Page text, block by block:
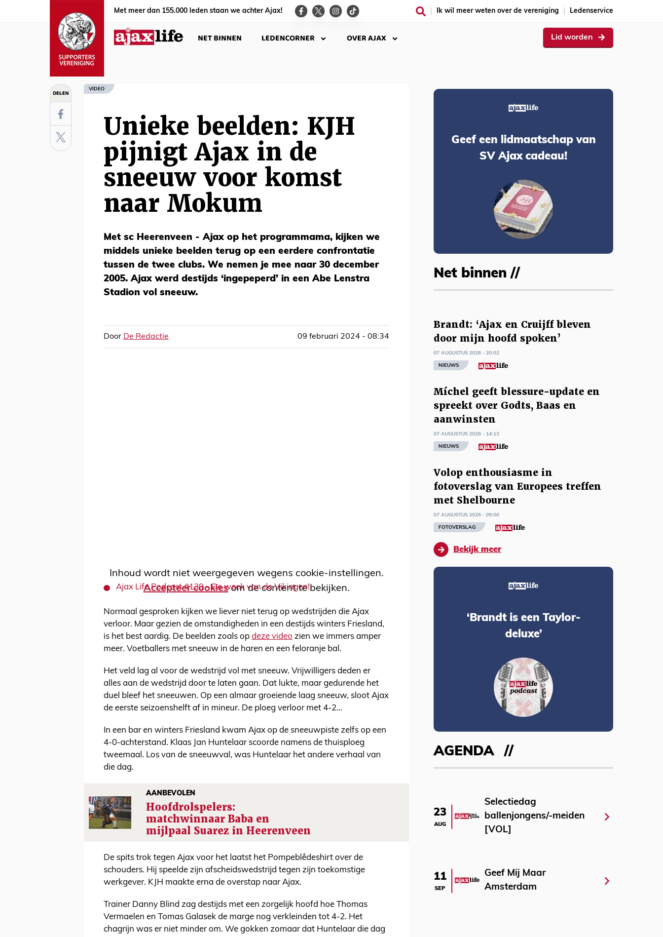
Met meer dan 155.000 leden staan we achter Ajax! Ik wil meer weten over de vereniging Ledenservice
NET BINNEN LEDENCORNER OVER AJAX Lid worden
DELEN VIDEO
Unieke beelden: KJH
pijnigt Ajax in de
sneeuw voor komst
naar Mokum
Met sc Heerenveen - Ajax op het programmama, kijken we
middels unieke beelden terug op een eerdere confrontatie
tussen de twee clubs. We nemen je mee naar 30 december
2005. Ajax werd destijds ‘ingepeperd’ in een Abe Lenstra
Stadion vol sneeuw.
Door De Redactie 09 februari 2024 - 08:34
Inhoud wordt niet weergegeven wegens cookie-instellingen.
Accepteer cookiesom de content te bekijken.
Ajax Life Podcast #139 - De week van de Vikingen!
Normaal gesproken kijken we liever niet terug op wedstrijden die Ajax
verloor. Maar gezien de omstandigheden in een destijds winters Friesland,
is het best aardig. De beelden zoals op deze video zien we immers amper
meer. Voetballers met sneeuw in de haren en een feloranje bal.
Het veld lag al voor de wedstrijd vol met sneeuw. Vrijwilligers deden er
alles aan de wedstrijd door te laten gaan. Dat lukte, maar gedurende het
duel bleef het sneeuwen. Op een almaar groeiende laag sneeuw, sloot Ajax
de eerste seizoenshelft af in mineur. De ploeg verloor met 4-2…
In een bar en winters Friesland kwam Ajax op de sneeuwpiste zelfs op een
4-0-achterstand. Klaas Jan Huntelaar scoorde namens de thuisploeg
tweemaal. Los van de sneeuwval, was Huntelaar het andere verhaal van
die dag.
AANBEVOLEN
Hoofdrolspelers:
matchwinnaar Baba en
mijlpaal Suarez in Heerenveen
De spits trok tegen Ajax voor het laatst het Pompeblêdeshirt over de
schouders. Hij speelde zijn afscheidswedstrijd tegen zijn toekomstige
werkgever. KJH maakte erna de overstap naar Ajax.
Trainer Danny Blind zag destijds met een zorgelijk hoofd hoe Thomas
Vermaelen en Tomas Galasek de marge nog verkleinden tot 4-2. Het
chagrijn was er niet minder om. We gokken zomaar dat Huntelaar die dag
Geef een lidmaatschap van
SV Ajax cadeau!
Net binnen //
Brandt: ‘Ajax en Cruijff bleven
door mijn hoofd spoken’
07 AUGUSTUS 2026 - 20:02
NIEUWS
Míchel geeft blessure-update en
spreekt over Godts, Baas en
aanwinsten
07 AUGUSTUS 2026 - 14:13
NIEUWS
Volop enthousiasme in
fotoverslag van Europees treffen
met Shelbourne
07 AUGUSTUS 2026 - 09:00
FOTOVERSLAG
Bekijk meer
‘Brandt is een Taylor-
deluxe’
AGENDA
23
AUG
Selectiedag
ballenjongens/-meiden
[VOL]
11
SEP
Geef Mij Maar
Amsterdam